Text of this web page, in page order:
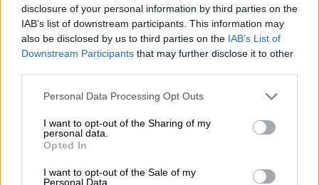
disclosure of your personal information by third parties on the
IAB’s list of downstream participants. This information may
also be disclosed by us to third parties on the IAB’s List of
Downstream Participants that may further disclose it to other
Please note that this website/app uses one or more Google
not limited to your visit or usage behaviour. You may click to
grant or deny consent to Google and its third-party tags to
use your data for below specified purposes in below Google
consent section.
Personal Data Processing Opt Outs
I want to opt-out of the Sharing of my
personal data.
Opted In
I want to opt-out of the Sale of my
Personal Data.
Μετά την καταγγελία και τη δικογραφία που
σχηματίστηκε σε βάρος του ο φερόμενος ως
συνελήφθη την περασμένη Τετάρτη
πορνογραφία ανηλίκων , γενετήσιες πράξεις
με ανήλικους, κατάχρηση ανηλίκων και
παράβαση της νομοθεσίας για την προστασία
κακοποιήσει σεξουαλικάσυνολικά πέντε